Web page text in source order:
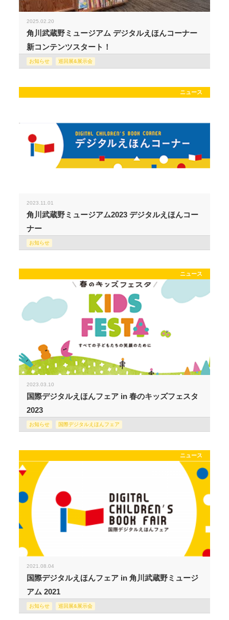
2025.02.20
角川武蔵野ミュージアム デジタルえほんコーナー
新コンテンツスタート！
お知らせ 巡回展&展示会
ニュース
2023.11.01
角川武蔵野ミュージアム2023 デジタルえほんコー
ナー
お知らせ
ニュース
2023.03.10
国際デジタルえほんフェア in 春のキッズフェスタ
2023
お知らせ 国際デジタルえほんフェア
ニュース
2021.08.04
国際デジタルえほんフェア in 角川武蔵野ミュージ
アム 2021
お知らせ 巡回展&展示会